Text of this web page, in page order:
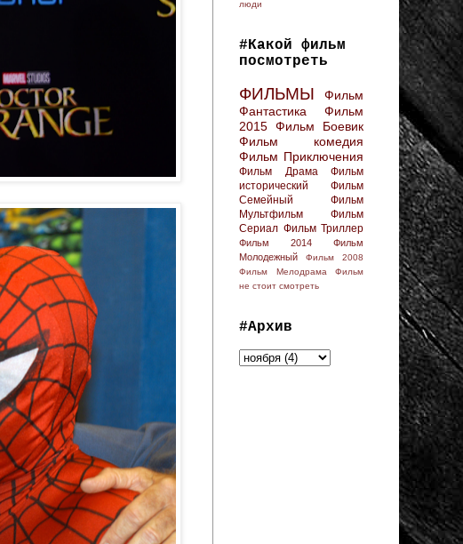
люди
#Какой фильм
посмотреть
ФИЛЬМЫ
Фильм
Фантастика
Фильм
2015 Фильм Боевик
Фильм комедия
Фильм Приключения
Фильм Драма
Фильм
исторический
Фильм
Семейный
Фильм
Мультфильм
Фильм
Сериал Фильм Триллер
Фильм 2014
Фильм
Молодежный
Фильм 2008
Фильм Мелодрама
Фильм
не стоит смотреть
#Архив